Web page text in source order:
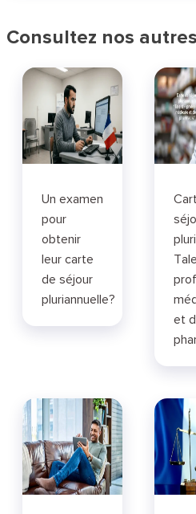
Consultez nos
Un examen
pour
obtenir
leur carte
de séjour
pluriannuelle?
et